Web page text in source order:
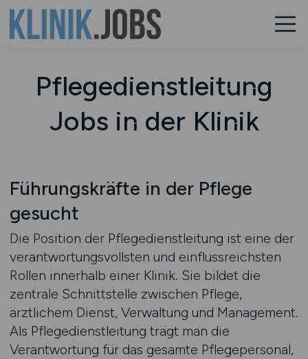
Pflegedienstleitung
Jobs in der Klinik
Führungskräfte in der Pflege
gesucht
Die Position der Pflegedienstleitung ist eine der
verantwortungsvollsten und einflussreichsten
Rollen innerhalb einer Klinik. Sie bildet die
zentrale Schnittstelle zwischen Pflege,
ärztlichem Dienst, Verwaltung und Management.
Als Pflegedienstleitung trägt man die
Verantwortung für das gesamte Pflegepersonal,